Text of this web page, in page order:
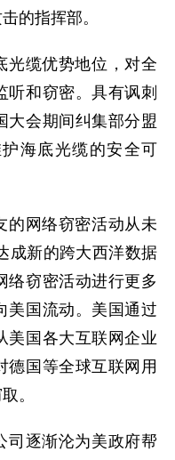
的指挥部。
光缆优势地位，对全
听和窃密。具有讽刺
大会期间纠集部分盟
海底光缆的安全可
的网络窃密活动从未
成新的跨大西洋数据
络窃密活动进行更多
美国流动。美国通过
美国各大互联网企业
德国等全球互联网用
。
司逐渐沦为美政府帮